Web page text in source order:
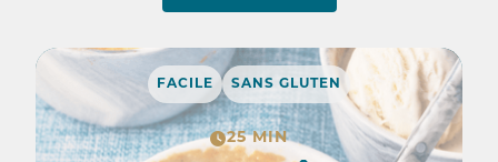
FACILE SANS GLUTEN
25 MIN